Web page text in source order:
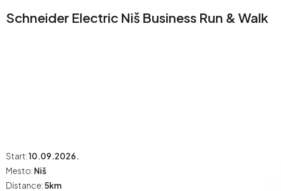
Schneider Electric Niš Business Run & Walk
Start:10.09.2026.
Mesto: Niš
Distance:5km